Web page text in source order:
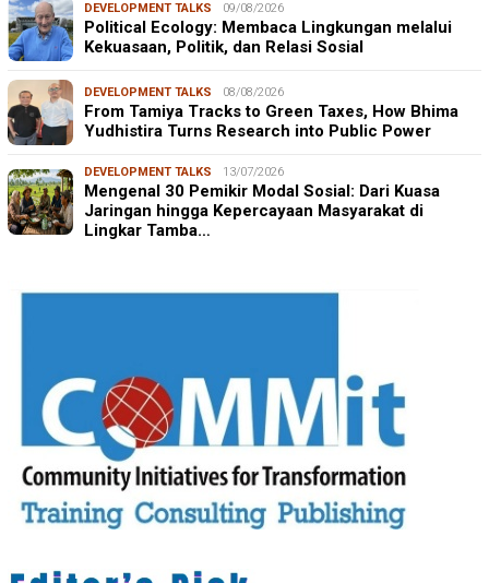
DEVELOPMENT TALKS 09/08/2026
Political Ecology: Membaca Lingkungan melalui
Kekuasaan, Politik, dan Relasi Sosial
DEVELOPMENT TALKS 08/08/2026
From Tamiya Tracks to Green Taxes, How Bhima
Yudhistira Turns Research into Public Power
DEVELOPMENT TALKS 13/07/2026
Mengenal 30 Pemikir Modal Sosial: Dari Kuasa
Jaringan hingga Kepercayaan Masyarakat di
Lingkar Tamba…